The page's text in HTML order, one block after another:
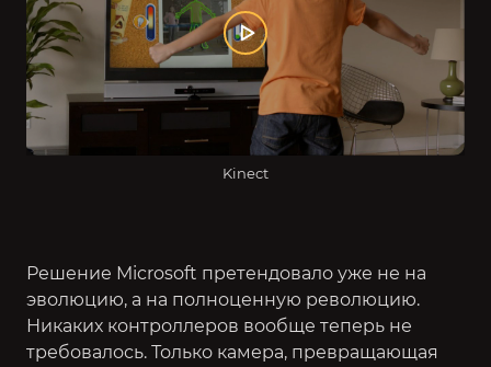
Kinect
Решение Microsoft претендовало уже не на
эволюцию, а на полноценную революцию.
Никаких контроллеров вообще теперь не
требовалось. Только камера, превращающая